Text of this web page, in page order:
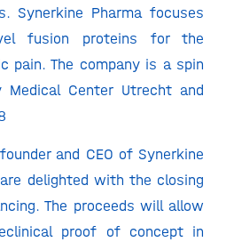
Synerkine Pharma focuses
fusion proteins for the
pain. The company is a spin
Center Utrecht and
and CEO of Synerkine
delighted with the closing
The proceeds will allow
proof of concept in